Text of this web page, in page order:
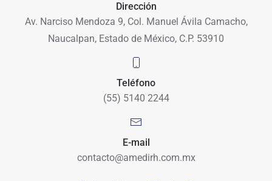
Dirección
Av. Narciso Mendoza 9, Col. Manuel Ávila Camacho,
Naucalpan, Estado de México, C.P. 53910
Teléfono
(55) 5140 2244
E-mail
contacto@amedirh.com.mx